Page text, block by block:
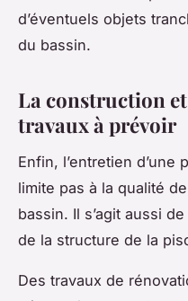
d’éventuels objets
du bassin.
La construction
travaux à prévoir
Enfin, l’entretien
limite pas à la qualité
bassin. Il s’agit aussi
de la structure de la
Des travaux de